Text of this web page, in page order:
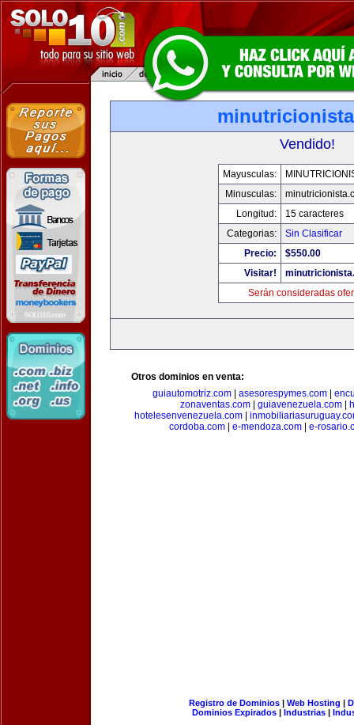
Vendido!
Mayusculas:
Minusculas:
Longitud:
15 caracteres
Categorias:
Sin Clasificar
Precio:
$550.00
Visitar!
Serán consideradas
Otros dominios en venta:
guiautomotriz.com
asesorespymes.com
zonaventas.com| guiavenezuela.com|
hotelesenvenezuela.com
cordoba.com| e-mendoza.com| e-
Registro de Dominios| Web Hosting |
Dominios Expirados | Industrias |